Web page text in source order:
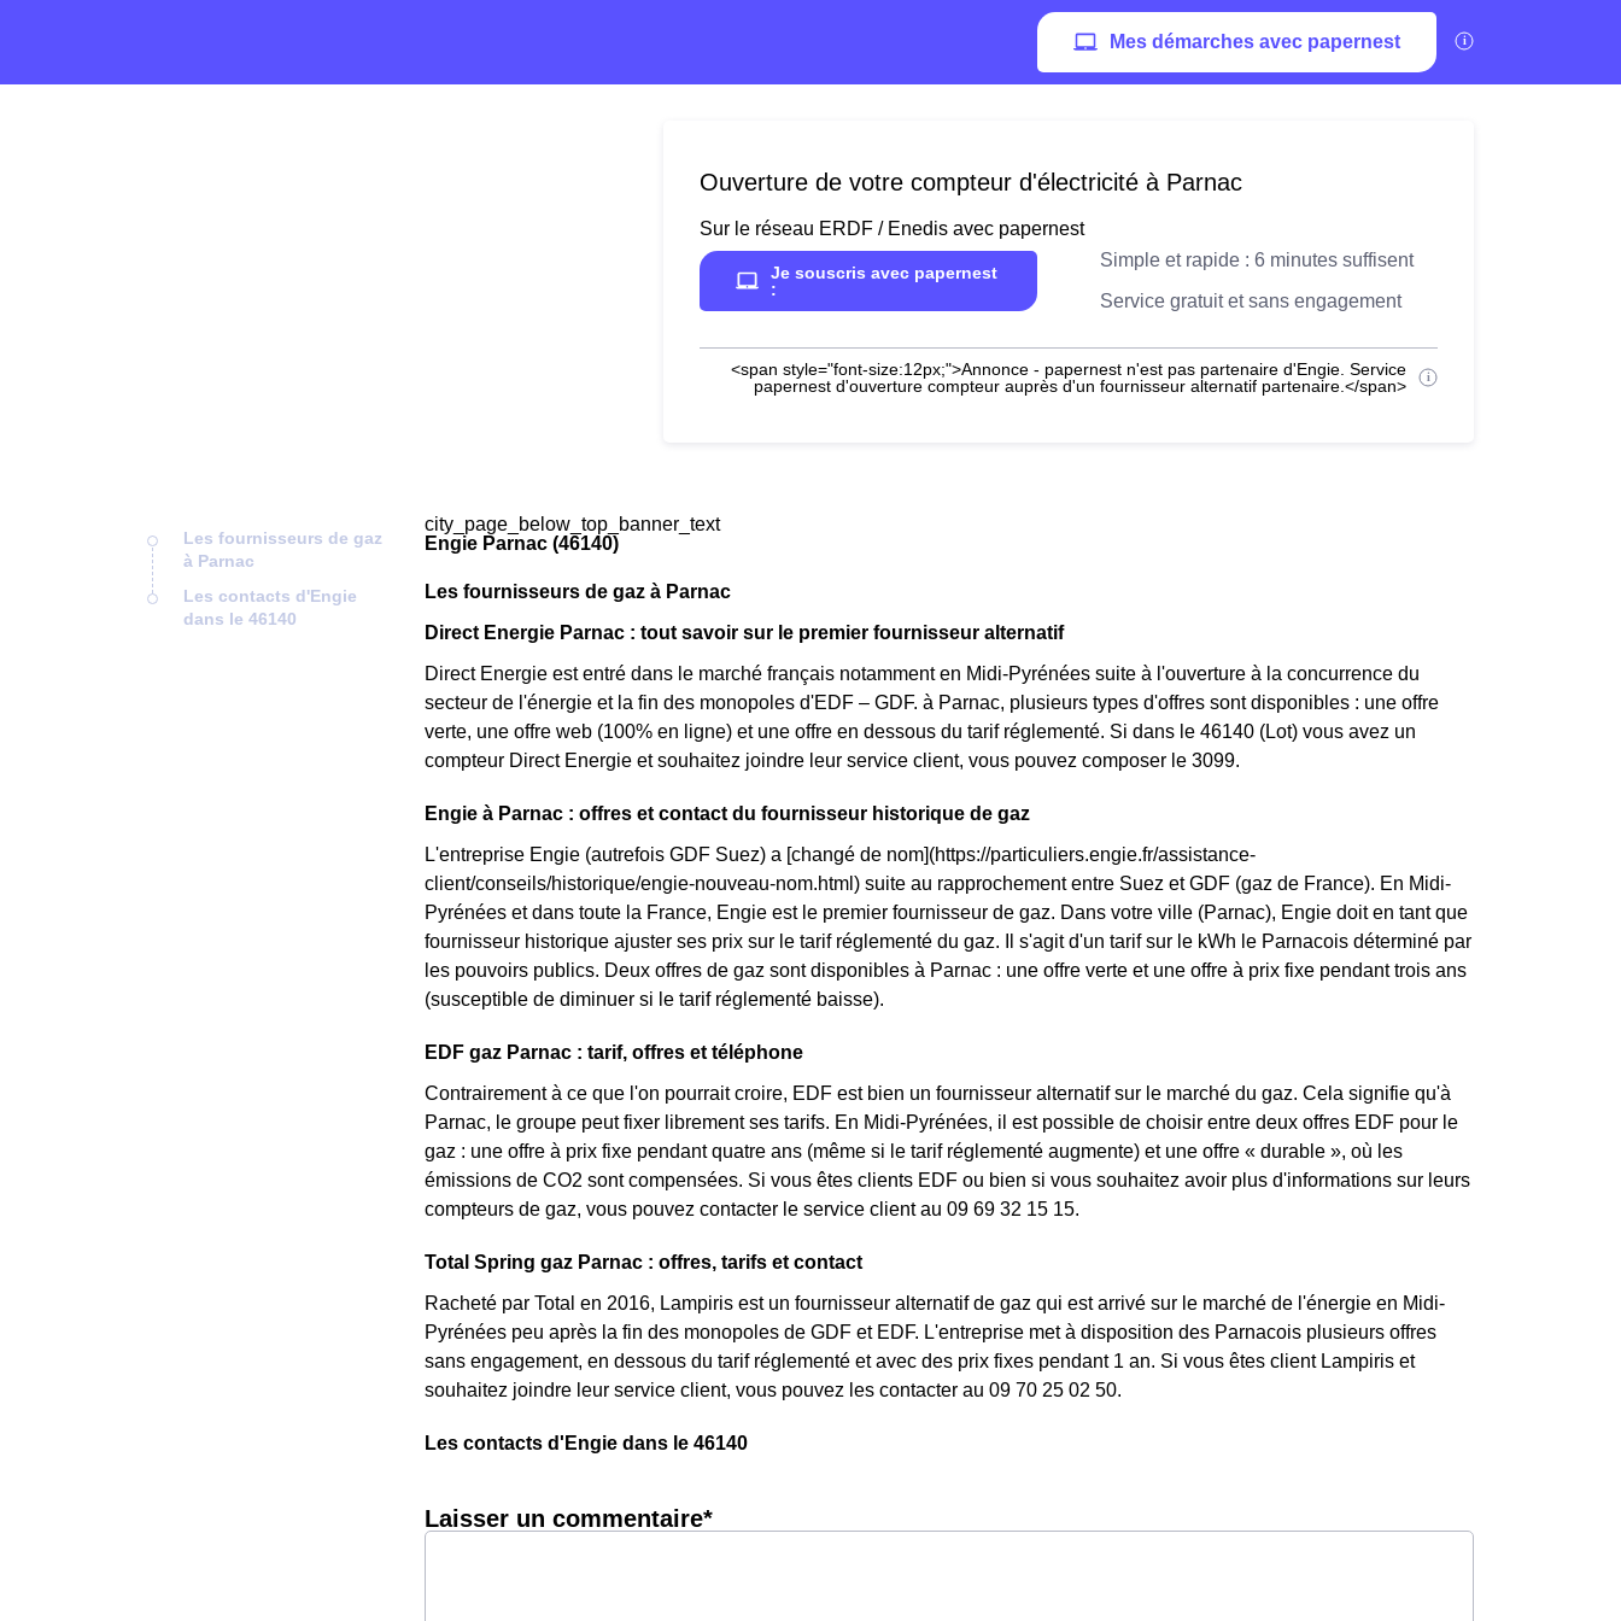
Mes démarches avec papernest
Ouverture de votre compteur d'électricité à Parnac
Sur le réseau ERDF / Enedis avec papernest
Je souscris avec papernest
:
Simple et rapide : 6 minutes suffisent
Service gratuit et sans engagement
<span style="font-size:12px;">Annonce - papernest n'est pas partenaire d'Engie. Service
papernest d'ouverture compteur auprès d'un fournisseur alternatif partenaire.</span>
Les fournisseurs de gaz
à Parnac
Les contacts d'Engie
dans le 46140
city_page_below_top_banner_text
Engie Parnac (46140)
Les fournisseurs de gaz à Parnac
Direct Energie Parnac : tout savoir sur le premier fournisseur alternatif
Direct Energie est entré dans le marché français notamment en Midi-Pyrénées suite à l'ouverture à la concurrence du
secteur de l'énergie et la fin des monopoles d'EDF – GDF. à Parnac, plusieurs types d'offres sont disponibles : une offre
verte, une offre web (100% en ligne) et une offre en dessous du tarif réglementé. Si dans le 46140 (Lot) vous avez un
compteur Direct Energie et souhaitez joindre leur service client, vous pouvez composer le 3099.
Engie à Parnac : offres et contact du fournisseur historique de gaz
L'entreprise Engie (autrefois GDF Suez) a [changé de nom](https://particuliers.engie.fr/assistance-
client/conseils/historique/engie-nouveau-nom.html) suite au rapprochement entre Suez et GDF (gaz de France). En Midi-
Pyrénées et dans toute la France, Engie est le premier fournisseur de gaz. Dans votre ville (Parnac), Engie doit en tant que
fournisseur historique ajuster ses prix sur le tarif réglementé du gaz. Il s'agit d'un tarif sur le kWh le Parnacois déterminé par
les pouvoirs publics. Deux offres de gaz sont disponibles à Parnac : une offre verte et une offre à prix fixe pendant trois ans
(susceptible de diminuer si le tarif réglementé baisse).
EDF gaz Parnac : tarif, offres et téléphone
Contrairement à ce que l'on pourrait croire, EDF est bien un fournisseur alternatif sur le marché du gaz. Cela signifie qu'à
Parnac, le groupe peut fixer librement ses tarifs. En Midi-Pyrénées, il est possible de choisir entre deux offres EDF pour le
gaz : une offre à prix fixe pendant quatre ans (même si le tarif réglementé augmente) et une offre « durable », où les
émissions de CO2 sont compensées. Si vous êtes clients EDF ou bien si vous souhaitez avoir plus d'informations sur leurs
compteurs de gaz, vous pouvez contacter le service client au 09 69 32 15 15.
Total Spring gaz Parnac : offres, tarifs et contact
Racheté par Total en 2016, Lampiris est un fournisseur alternatif de gaz qui est arrivé sur le marché de l'énergie en Midi-
Pyrénées peu après la fin des monopoles de GDF et EDF. L'entreprise met à disposition des Parnacois plusieurs offres
sans engagement, en dessous du tarif réglementé et avec des prix fixes pendant 1 an. Si vous êtes client Lampiris et
souhaitez joindre leur service client, vous pouvez les contacter au 09 70 25 02 50.
Les contacts d'Engie dans le 46140
Laisser un commentaire*